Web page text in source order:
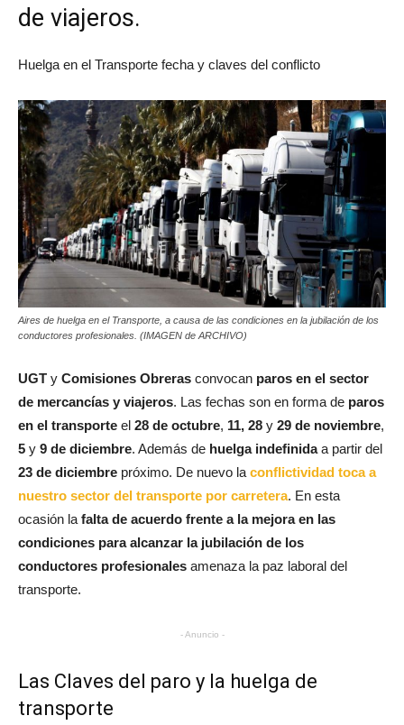
de viajeros.
Huelga en el Transporte fecha y claves del conflicto
Aires de huelga en el Transporte, a causa de las condiciones en la jubilación de los
conductores profesionales. (IMAGEN de ARCHIVO)
UGT y Comisiones Obreras convocan paros en el sector
de mercancías y viajeros. Las fechas son en forma de paros
en el transporte el 28 de octubre, 11, 28 y 29 de noviembre,
5 y 9 de diciembre. Además de huelga indefinidaa partir del
23 de diciembre próximo. De nuevo la conflictividad toca a
nuestro sector del transporte por carretera. En esta
ocasión la falta de acuerdo frente a la mejora en las
condiciones para alcanzar la jubilación de los
conductores profesionales amenaza la paz laboral del
transporte.
- Anuncio -
Las Claves del paro y la huelga de
transporte